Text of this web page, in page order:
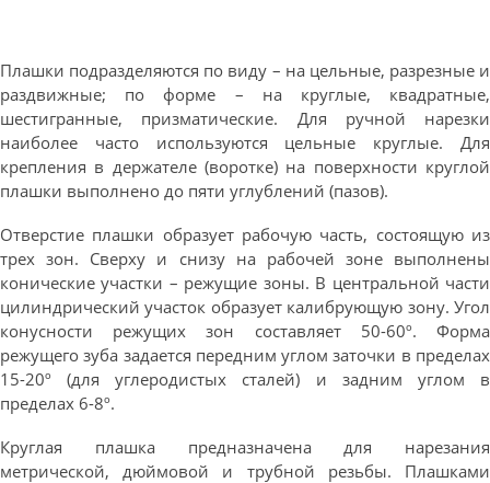
Плашки подразделяются по виду – на цельные, разрезные и
раздвижные; по форме – на круглые, квадратные,
шестигранные, призматические. Для ручной нарезки
наиболее часто используются цельные круглые. Для
крепления в держателе (воротке) на поверхности круглой
плашки выполнено до пяти углублений (пазов).
Отверстие плашки образует рабочую часть, состоящую из
трех зон. Сверху и снизу на рабочей зоне выполнены
конические участки – режущие зоны. В центральной части
цилиндрический участок образует калибрующую зону. Угол
конусности режущих зон составляет 50-60º. Форма
режущего зуба задается передним углом заточки в пределах
15-20º (для углеродистых сталей) и задним углом в
пределах 6-8º.
Круглая плашка предназначена для нарезания
метрической, дюймовой и трубной резьбы. Плашками